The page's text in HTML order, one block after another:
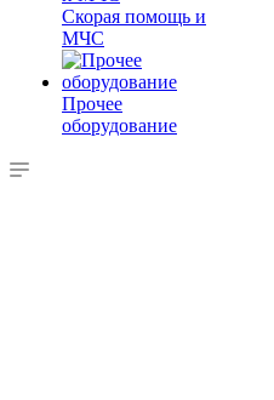
Скорая помощь и
МЧС
Прочее
оборудование